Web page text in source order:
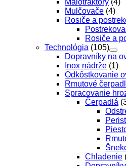
Mulčovače (4)
Rosiče a
Rosiče a
Technológia (105)
Dopravníky na
Inox nádrže (1)
Odkôstkovanie
Rmutové
Spracovanie
Čerpadlá
Chladenie